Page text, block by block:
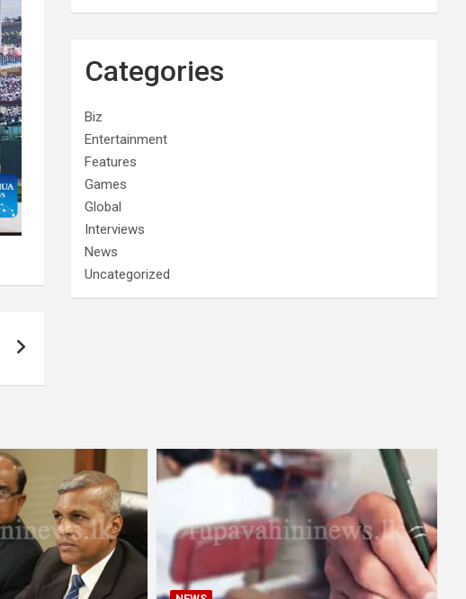
Categories
Biz
Entertainment
Features
Games
Global
Interviews
News
Uncategorized